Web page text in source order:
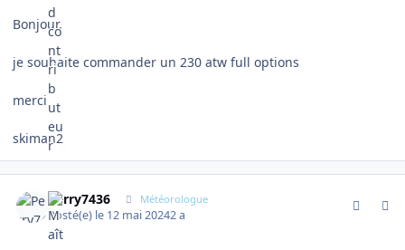
Bonjour.
je souhaite commander un 230 atw full options
merci
skiman2
Perry7436 Météorologue
Posté(e) le 12 mai 20242 a